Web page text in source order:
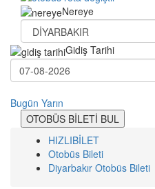
Nereye
Gidiş Tarihi
Bugün Yarın
OTOBÜS BİLETİ BUL
HIZLIBİLET
Otobüs Bileti
Diyarbakır Otobüs Bileti